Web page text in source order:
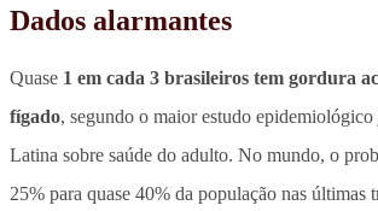
Dados alarmantes
Quase 1 em cada 3 brasileiros tem gordura
fígado, segundo o maior estudo
Latina sobre saúde do adulto. No mundo, o
25% para quase 40% da população nas últimas